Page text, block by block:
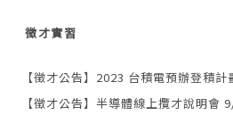
徵才實習
【徵才公告】2023 台積電預辦登積計
【徵才公告】半導體線上攬才說明會